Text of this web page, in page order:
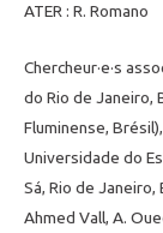
ATER : R. Romano
Chercheur·e·s
do Rio de Janeiro,
Fluminense,
Universidade do
Sá, Rio de Janeiro,
Ahmed Vall, A.